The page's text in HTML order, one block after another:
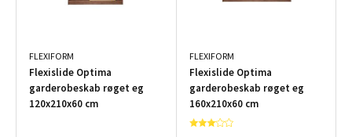
FLEXIFORM
Flexislide Optima
garderobeskab røget eg
120x210x60 cm
FLEXIFORM
Flexislide Optima
garderobeskab røget eg
160x210x60 cm